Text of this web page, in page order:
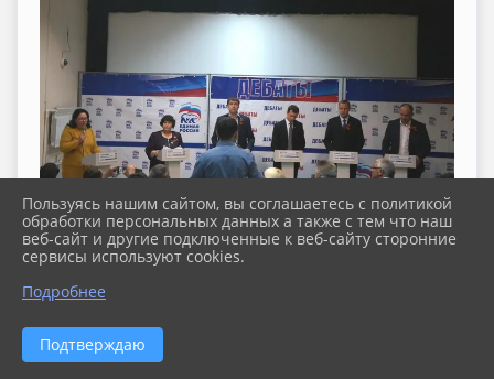
Пользуясь нашим сайтом, вы соглашаетесь с политикой
обработки персональных данных а также с тем что наш
веб-сайт и другие подключенные к веб-сайту сторонние
сервисы используют cookies.
Подробнее
Подтверждаю